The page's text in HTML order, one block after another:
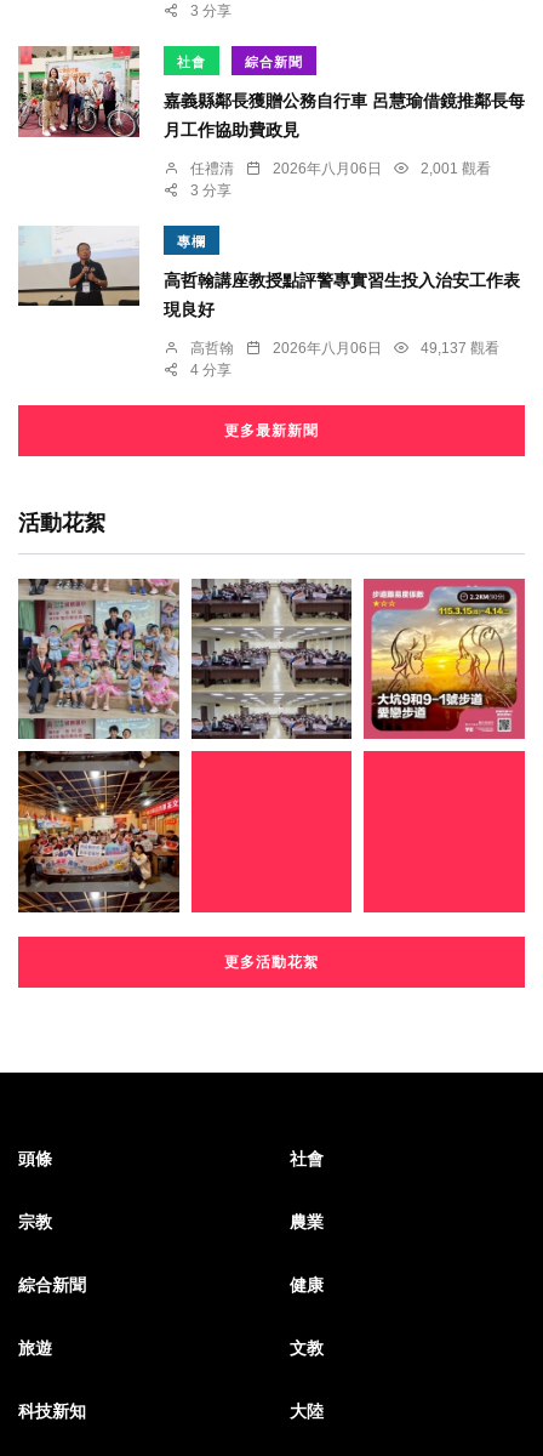
3 分享
社會 綜合新聞
嘉義縣鄰長獲贈公務自行車 呂慧瑜借鏡推鄰長每
月工作協助費政見
任禮清 2026年八月06日
2,001 觀看
3 分享
專欄
高哲翰講座教授點評警專實習生投入治安工作表
現良好
高哲翰 2026年八月06日
49,137 觀看
4 分享
更多最新新聞
活動花絮
更多活動花絮
頭條 社會
宗教 農業
綜合新聞 健康
旅遊 文教
科技新知 大陸